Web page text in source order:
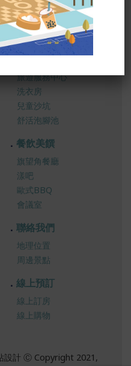
服務設施
資訊中心
旅遊服務中心
洗衣房
兒童沙坑
舒活泡腳池
餐飲美饌
旗望角餐廳
漾吧
歐式BBQ
會議室
聯絡我們
地理位置
周邊景點
線上預訂
線上訂房
線上購物
設計 Ⓒ Copyright 2021,